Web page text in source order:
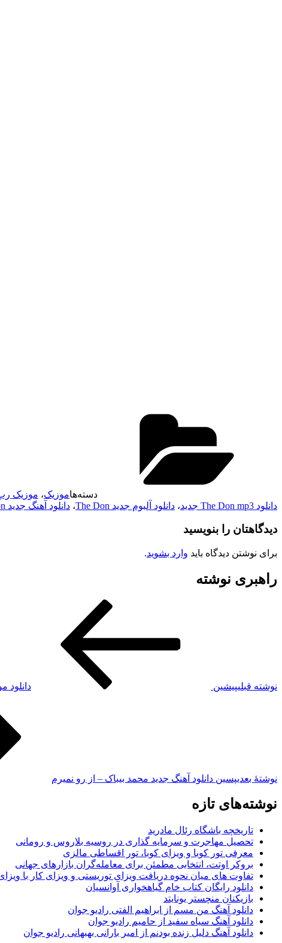
دسته‌هاموزیک، موزیک
دانلود The Don mp3 جدید
، دانلود آلبوم جدید The Don ، دانلود آهنگ جدید The Don
دیدگاهتان را بنویسید
برای نوشتن دیدگاه باید وارد بشوید.
راهبری نوشته
نوشته قبلیپیشین دانلود
نوشته‌ٔ بعدیپسین دانلود آهنگ جدید محمد بیباک – از رو نمیرم
نوشته‌های تازه
تاریخچه باشگاه رئال مادرید
تحصیل مهاجرت و سرمایه گذاری در روسیه بلاروس و رومانی
معرفی تور کوبا و ویزای کوبا، تور اقساطی مالزی
بروکر اوتت، انتخابی مطمئن برای معامله‌گران بازارهای جهانی
تفاوت های میان نحوه دریافت ویزای توریستی و ویزای کار با ویزای
دانلود رایگان کتاب خام گیاهخواری آوانسیان
بازیکنان منچستر یونایتد
دانلود آهنگ من مسم از ابراهیم الفتی رادیو جوان
دانلود آهنگ سیاه سفید از حامیم رادیو جوان
دانلود آهنگ دلیل زنده بودنم از امیر بارانی بهبهانی رادیو جوان